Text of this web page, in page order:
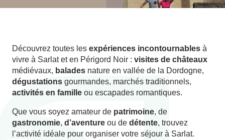
Découvrez toutes les expériences incontournables à
vivre à Sarlat et en Périgord Noir : visites de châteaux
médiévaux, balades nature en vallée de la Dordogne,
dégustations gourmandes, marchés traditionnels,
activités en famille ou escapades romantiques.
Que vous soyez amateur de patrimoine, de
gastronomie, d’aventure ou de détente, trouvez
l’activité idéale pour organiser votre séjour à Sarlat.